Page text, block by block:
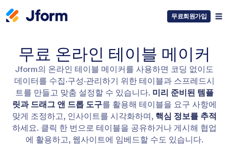
무료회원가입
무료 온라인 테이블 메이커
Jform의 온라인 테이블 메이커를 사용하면 코딩 없이도
데이터를 수집·구성·관리하기 위한 테이블과 스프레드시
트를 만들고 맞춤 설정할 수 있습니다. 미리 준비된 템플
릿과 드래그 앤 드롭 도구를 활용해 테이블을 요구 사항에
맞게 조정하고, 인사이트를 시각화하며, 핵심 정보를 추적
하세요. 클릭 한 번으로 테이블을 공유하거나 게시해 협업
에 활용하고, 웹사이트에 임베드할 수도 있습니다.